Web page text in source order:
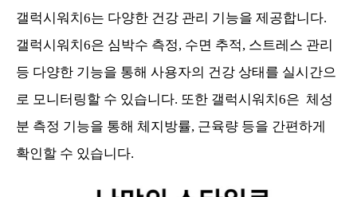
갤럭시워치6는 다양한 건강 관리 기능을 제공합니다.
갤럭시워치6은 심박수 측정, 수면 추적, 스트레스 관리
등 다양한 기능을 통해 사용자의 건강 상태를 실시간으
로 모니터링할 수 있습니다. 또한 갤럭시워치6은 체성
분 측정 기능을 통해 체지방률, 근육량 등을 간편하게
확인할 수 있습니다.